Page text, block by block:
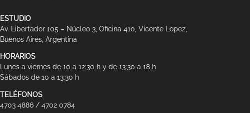
ESTUDIO
Av. Libertador 105 – Núcleo 3, Oficina 410, Vicente Lopez,
Buenos Aires, Argentina
HORARIOS
Lunes a viernes de 10 a 12:30 h y de 13:30 a 18 h
Sábados de 10 a 13:30 h
TELÉFONOS
4703 4886 / 4702 0784